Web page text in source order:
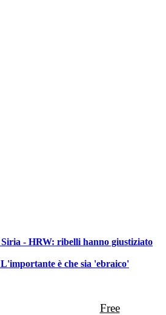
Siria - HRW: ribelli hanno giustiziato
L'importante è che sia 'ebraico'
Free